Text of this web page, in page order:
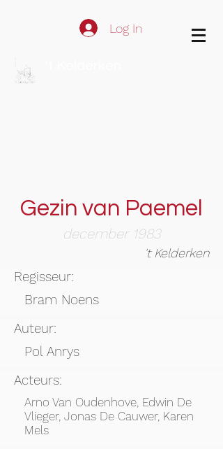
Log In
Gezin van Paemel
december 1983
't Kelderken
Regisseur:
Bram Noens
Auteur:
Pol Anrys
Acteurs:
Arno Van Oudenhove, Edwin De
Vlieger, Jonas De Cauwer, Karen
Mels